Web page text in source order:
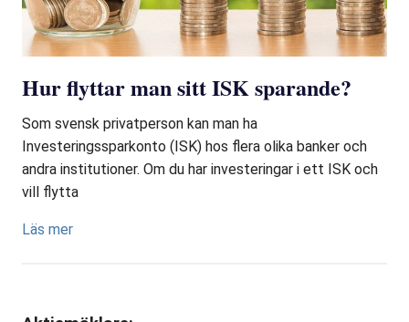
Hur flyttar man sitt ISK sparande?
Som svensk privatperson kan man ha
Investeringssparkonto (ISK) hos flera olika banker och
andra institutioner. Om du har investeringar i ett ISK och
vill flytta
Läs mer